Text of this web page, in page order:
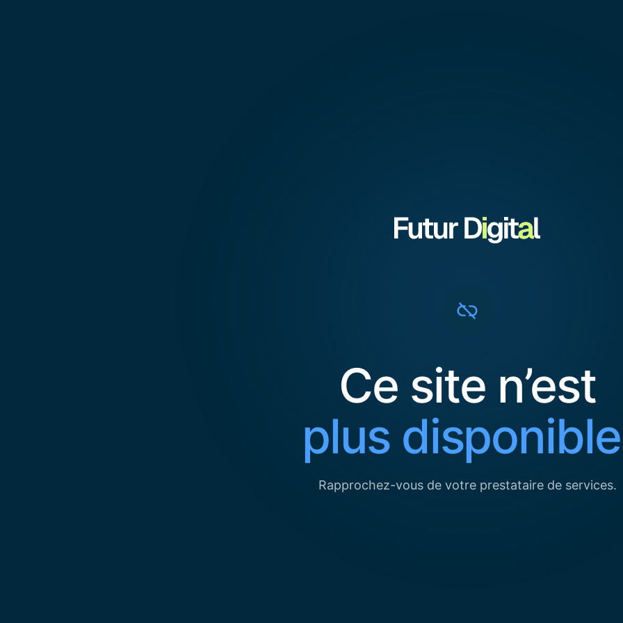
Ce site n’est
plus
Rapprochez-vous de votre prestataire de services.